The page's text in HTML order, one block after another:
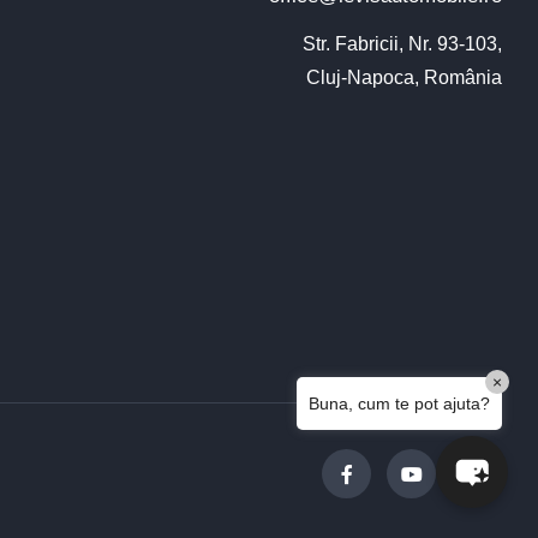
Str. Fabricii, Nr. 93-103,
Cluj-Napoca, România
Buna, cum te pot ajuta?
×